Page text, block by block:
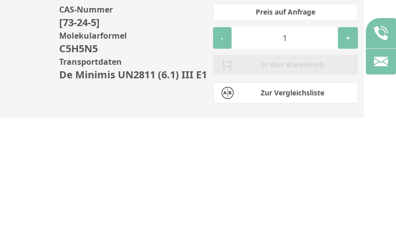
CAS-Nummer
[73-24-5]
Molekularformel
C5H5N5
Transportdaten
De Minimis UN2811 (6.1) III E1
Zur Vergleichsliste
Preis auf Anfrage
- +
In den Warenkorb